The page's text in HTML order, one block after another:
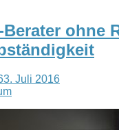
Berater ohne
3. Juli 2016